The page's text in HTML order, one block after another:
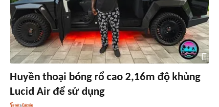
Huyền thoại bóng rổ cao 2,16m độ khủng
Lucid Air để sử dụng